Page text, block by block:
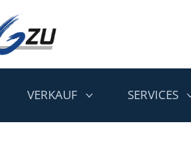
VERKAUF SERVICES